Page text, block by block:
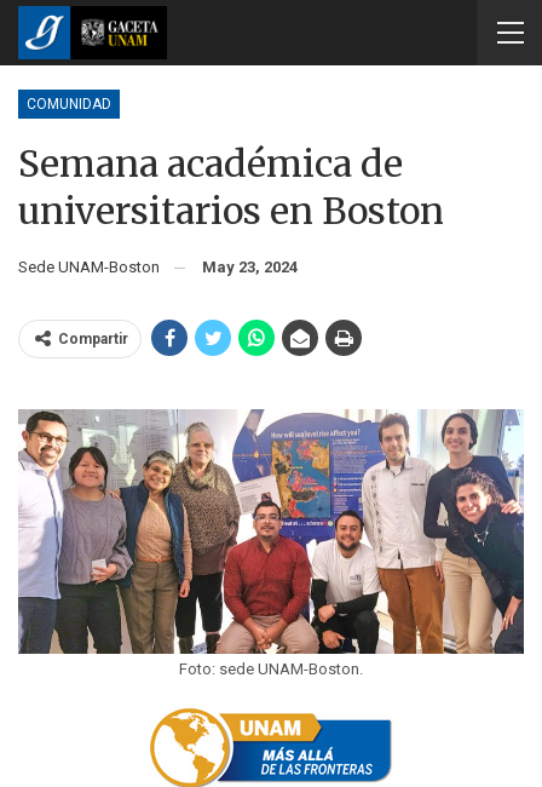
COMUNIDAD
Semana académica de
universitarios en Boston
Sede UNAM-Boston May 23, 2024
Compartir
Foto: sede UNAM-Boston.